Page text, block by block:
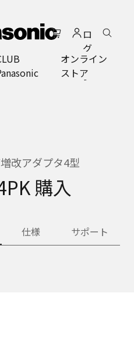
ロ
グ
イ
ン
オンライン
ストア
改アダプタ4型
購入
仕様 サポート